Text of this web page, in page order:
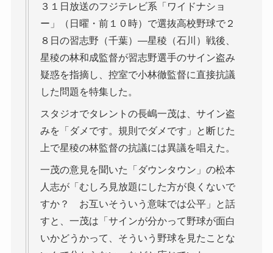
３１日放送のフジテレビ系「ワイドナショ
ー」（日曜・前１０時）で選抜高校野球で２
８日の習志野（千葉）―星稜（石川）戦後、
星稜の林和成監督が習志野選手のサイン盗み
疑惑を指摘し、控室で小林徹監督に直接抗議
した問題を特集した。
スタジオでタレントの長嶋一茂は、サイン盗
みを「ダメです。規則でダメです」と断じた
上で星稜の林監督の抗議には異議を唱えた。
一茂の意見を聞いた「ダウンタウン」の松本
人志が「むしろ見放題にした方が良くないで
すか？ お互いそういう意味では公平」と話
すと、一茂は「サインが分かって野球が面白
いかどうかって、そういう野球を見たことな